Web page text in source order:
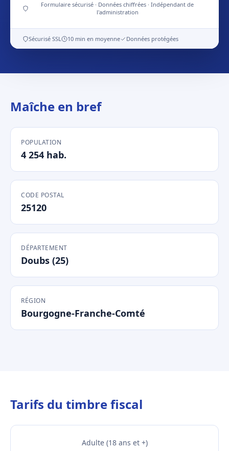
Formulaire sécurisé · Données chiffrées · Indépendant de
l'administration
Sécurisé SSL 10 min en moyenne Données protégées
Maîche en bref
POPULATION
4 254 hab.
CODE POSTAL
25120
DÉPARTEMENT
Doubs (25)
RÉGION
Bourgogne-Franche-Comté
Tarifs du timbre fiscal
Adulte (18 ans et +)